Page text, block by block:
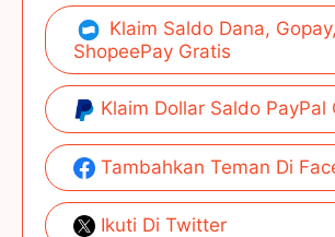
Klaim Saldo Dana, Gopay,
ShopeePay Gratis
Klaim Dollar Saldo PayPal
Tambahkan Teman Di
Ikuti Di Twitter